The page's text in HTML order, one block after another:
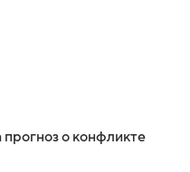
о конфликте